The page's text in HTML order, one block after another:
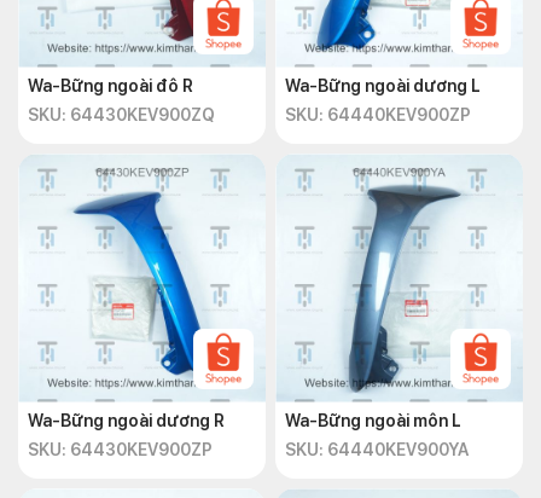
Wa-Bững ngoài đô R
SKU: 64430KEV900ZQ
Wa-Bững ngoài dương L
SKU: 64440KEV900ZP
Wa-Bững ngoài dương R
SKU: 64430KEV900ZP
Wa-Bững ngoài môn L
SKU: 64440KEV900YA